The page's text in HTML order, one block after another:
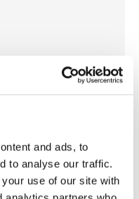
and ads, to
to analyse our traffic.
use of our site with
Thule mounting brackets
soportes para montaje de